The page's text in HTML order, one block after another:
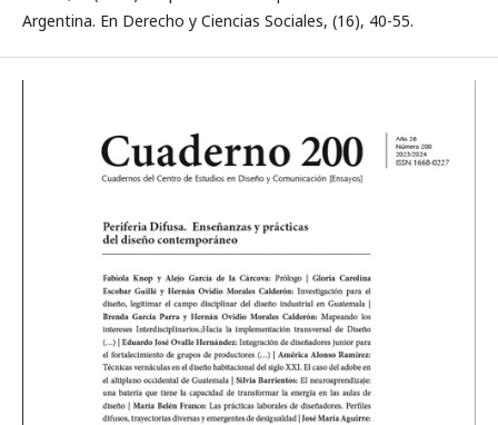
Argentina. En Derecho y Ciencias Sociales, (16), 40-55.